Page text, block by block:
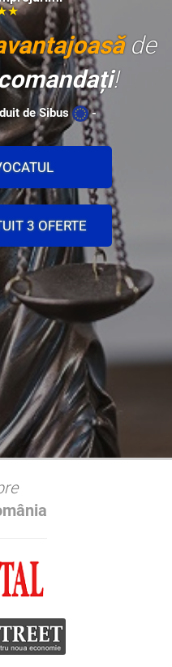
de
!
de Sibus -
3 OFERTE